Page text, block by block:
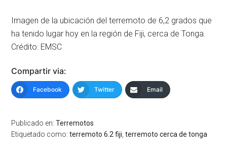
Imagen de la ubicación del terremoto de 6,2 grados que
ha tenido lugar hoy en la región de Fiji, cerca de Tonga.
Crédito: EMSC
Compartir via:
Facebook Twitter Email
Publicado en:Terremotos
Etiquetado como:terremoto 6.2 fiji ,terremoto cerca de tonga